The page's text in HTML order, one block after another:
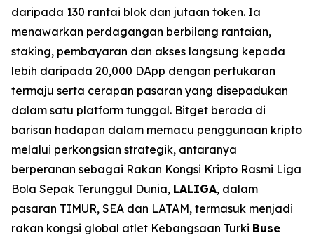
daripada 130 rantai blok dan jutaan token. Ia
menawarkan perdagangan berbilang rantaian,
staking, pembayaran dan akses langsung kepada
lebih daripada 20,000 DApp dengan pertukaran
termaju serta cerapan pasaran yang disepadukan
dalam satu platform tunggal. Bitget berada di
barisan hadapan dalam memacu penggunaan kripto
melalui perkongsian strategik, antaranya
berperanan sebagai Rakan Kongsi Kripto Rasmi Liga
Bola Sepak Terunggul Dunia, LALIGA, dalam
pasaran TIMUR, SEA dan LATAM, termasuk menjadi
rakan kongsi global atlet Kebangsaan Turki Buse